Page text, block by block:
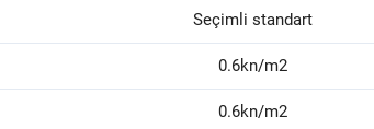
Seçimli standart
0.6kn/m2
0.6kn/m2